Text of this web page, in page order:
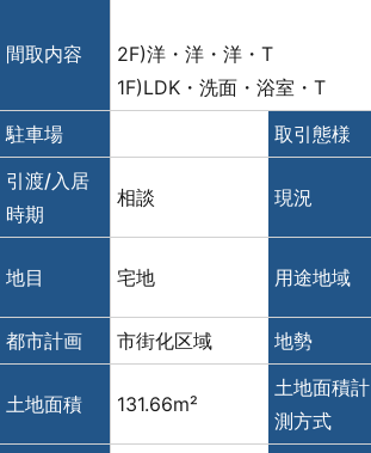
間取内容
2F)洋・洋・洋・T
1F)LDK・洗面・浴室・T
駐車場
取引態様
引渡/入居
時期
相談 現況
地目 宅地 用途地域
都市計画
市街化区域 地勢
土地面積 131.66m²
土地面積計
測方式